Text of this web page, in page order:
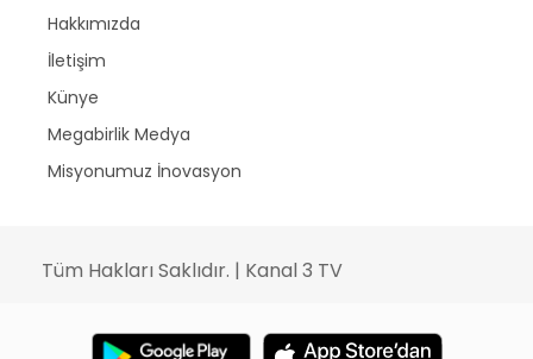
Hakkımızda
İletişim
Künye
Megabirlik Medya
Misyonumuz İnovasyon
Tüm Hakları Saklıdır. | Kanal 3 TV